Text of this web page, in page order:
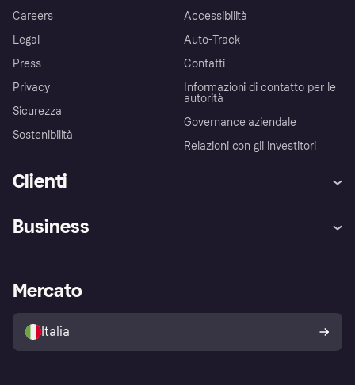
Careers
Legal
Press
Privacy
Sicurezza
Sostenibilità
Accessibilità
Auto-Track
Contatti
Informazioni di contatto per le
autorità
Governance aziendale
Relazioni con gli investitori
Clienti
Esplora i negozi
Politica di protezione
dell'acquirente Klarna
Business
Accesso aziende
Mercato
Italia